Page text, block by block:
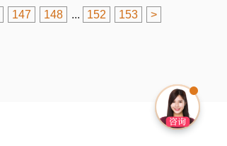
147 148 ... 152 153 >